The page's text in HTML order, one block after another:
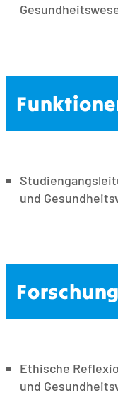
und
Ethische
und